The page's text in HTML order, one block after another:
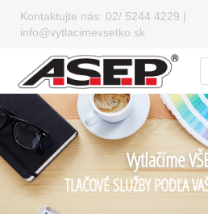
Kontaktujte nás: 02/ 5244 4229 |
info@vytlacimevsetko.sk
Vytlačíme
TLAČOVÉ SLUŽBY PODĽA